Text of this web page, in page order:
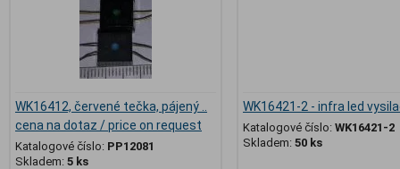
WK16412, červené tečka, pájený ..
cena na dotaz / price on request
Katalogové číslo: PP12081
Skladem: 5 ks
WK16421-2 - infra led
Katalogové číslo: WK16421-2
Skladem: 50 ks